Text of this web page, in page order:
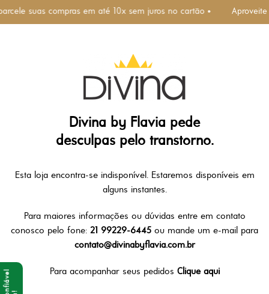
suas compras em até 10x sem juros no cartão •
Divina by Flavia pede
desculpas pelo transtorno.
Esta loja encontra-se indisponível. Estaremos disponíveis em
alguns instantes.
Para maiores informações ou dúvidas entre em contato
conosco pelo fone: 21 99229-6445 ou mande um e-mail para
contato@divinabyflavia.com.br
Para acompanhar seus pedidos Clique aqui